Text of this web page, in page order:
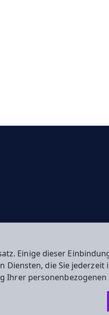
Einige dieser
die Sie jederzeit
personenbezogenen